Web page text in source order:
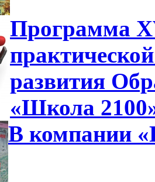
Программа
развития
«Школа
В компании